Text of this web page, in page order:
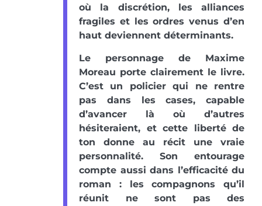
où la discrétion, les alliances
fragiles et les ordres venus d’en
haut deviennent déterminants.
Le personnage de Maxime
Moreau porte clairement le livre.
C’est un policier qui ne rentre
pas dans les cases, capable
d’avancer là où d’autres
hésiteraient, et cette liberté de
ton donne au récit une vraie
personnalité. Son entourage
compte aussi dans l’efficacité du
roman : les compagnons qu’il
réunit ne sont pas des